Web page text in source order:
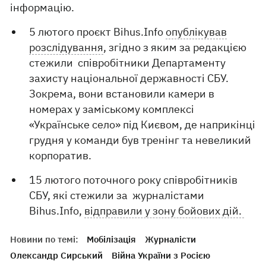
інформацію.
5 лютого проєкт Bihus.Infoопублікував
розслідування, згідно з яким за редакцією
стежили співробітники Департаменту
захисту національної державності СБУ.
Зокрема, вони встановили камери в
номерах у заміському комплексі
«Українське село» під Києвом, де наприкінці
грудня у команди був тренінг та невеликий
корпоратив.
15 лютого поточного року співробітників
СБУ, які стежили за журналістами
Bihus.Info, відправили у зону бойових дій.
Новини по темі: Мобілізація
Журналісти
Олександр Сирський
Війна України з Росією